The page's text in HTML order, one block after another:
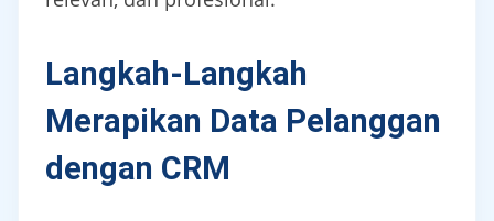
Langkah-Langkah
Merapikan Data Pelanggan
dengan CRM